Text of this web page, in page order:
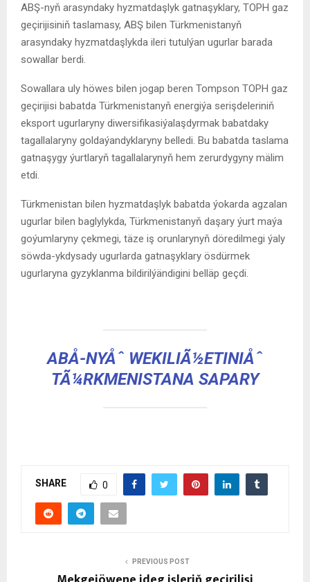
ABŞ-nyň arasyndaky hyzmatdaşlyk gatnaşyklary, TOPH gaz
geçirijisiniň taslamasy, ABŞ bilen Türkmenistanyň
arasyndaky hyzmatdaşlykda ileri tutulýan ugurlar barada
sowallar berdi.
Sowallara uly höwes bilen jogap beren Tompson TOPH gaz
geçirijisi babatda Türkmenistanyň energiýa serişdeleriniň
eksport ugurlaryny diwersifikasiýalaşdyrmak babatdaky
tagallalaryny goldaýandyklaryny belledi. Bu babatda taslama
gatnaşygy ýurtlaryň tagallalarynyň hem zerurdygyny mälim
etdi.
Türkmenistan bilen hyzmatdaşlyk babatda ýokarda agzalan
ugurlar bilen baglylykda, Türkmenistanyň daşary ýurt maýa
goýumlaryny çekmegi, täze iş orunlarynyň döredilmegi ýaly
söwda-ykdysady ugurlarda gatnaşyklary ösdürmek
ugurlaryna gyzyklanma bildirilýändigini belläp geçdi.
ABÅ-NYÅˆ WEKILIÃ½ETINIÅˆ
TÃ¼RKMENISTANA SAPARY
SHARE 0
PREVIOUS POST